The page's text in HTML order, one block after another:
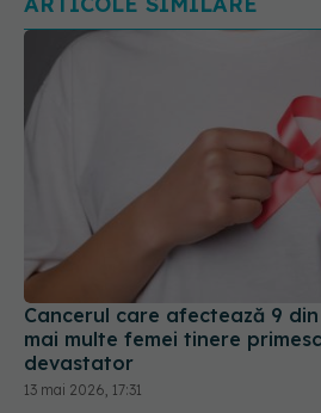
Cancerul care afectează 9
mai multe femei tinere
devastator
13 mai 2026, 17:31